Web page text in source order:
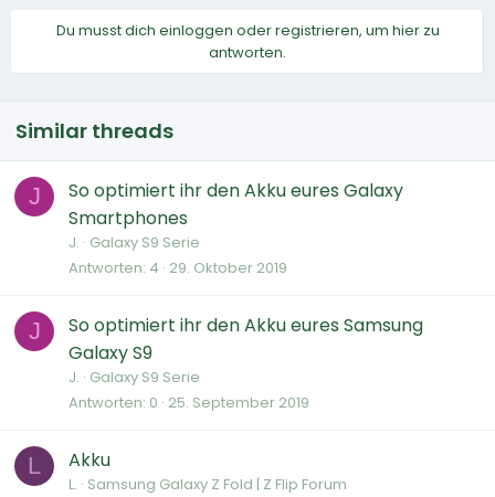
Du musst dich einloggen oder registrieren, um hier zu
antworten.
Similar threads
J
So optimiert ihr den Akku eures Galaxy
Smartphones
J. Galaxy S9 Serie
Antworten 4 29. Oktober 2019
J
So optimiert ihr den Akku eures Samsung
Galaxy S9
J. Galaxy S9 Serie
Antworten 0 25. September 2019
L Akku
L. Samsung Galaxy Z Fold | Z Flip Forum